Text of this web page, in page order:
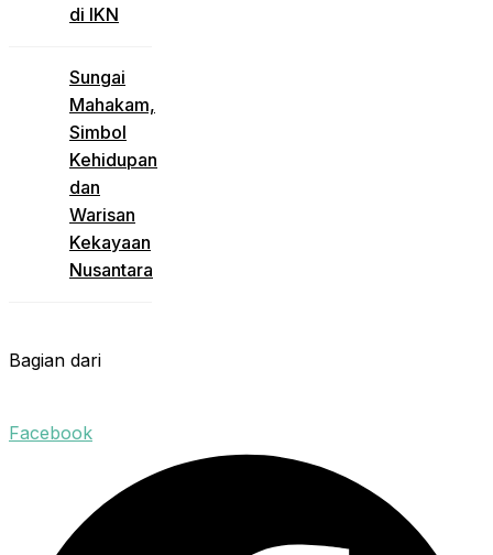
di IKN
Sungai
Mahakam,
Simbol
Kehidupan
dan
Warisan
Kekayaan
Nusantara
Bagian dari
Facebook